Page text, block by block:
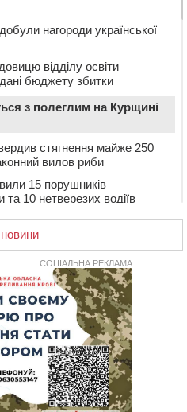
нагороди української
відділу освіти
бюджету збитки
з полеглим на Курщині
стягнення майже 250
вилов риби
15 порушників
та 10 нетверезих водіїв
збила пішохода, який
через суд вимагає взяти
колесами вантажівки
для приватизації
у центрі міста
пенсії: як його докупити та що
недоліків у гуртожитку, де
новини
СОЦІАЛЬНА РЕКЛАМА